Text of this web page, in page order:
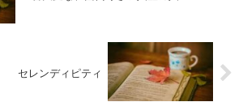
セレンディピティ